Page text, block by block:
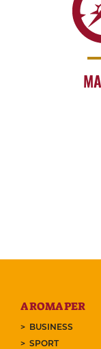
A ROMA PER
BUSINESS
SPORT